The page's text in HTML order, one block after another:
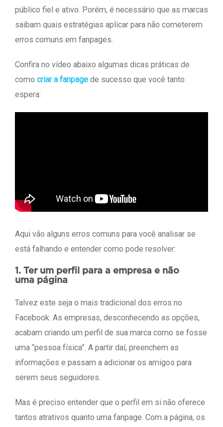
público fiel e ativo. Porém, é necessário que as marcas
saibam quais estratégias aplicar para não cometerem
erros comuns em fanpages.
Confira no vídeo abaixo algumas dicas práticas de
como criar a fanpage de sucesso que você tanto
espera:
Aqui vão alguns erros comuns para você analisar se
está falhando e entender como pode resolver:
1. Ter um perfil para a empresa e não
uma página
Talvez este seja o mais tradicional dos erros no
Facebook. As empresas, desconhecendo as opções,
acabam criando um perfil de sua marca como se fosse
uma “pessoa física”. A partir daí, preenchem as
informações e passam a adicionar os amigos para
serem seus seguidores.
Mas é preciso entender que o perfil em si não oferece
tantos atrativos quanto uma fanpage. Com a página, os